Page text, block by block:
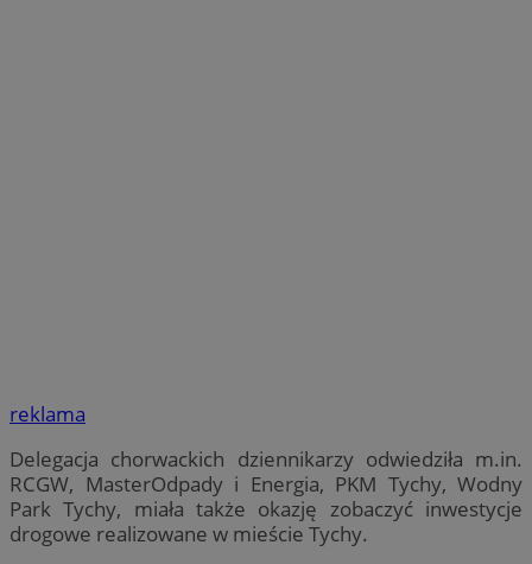
reklama
Delegacja chorwackich dziennikarzy odwiedziła m.in.
RCGW, MasterOdpady i Energia, PKM Tychy, Wodny
Park Tychy, miała także okazję zobaczyć inwestycje
drogowe realizowane w mieście Tychy.